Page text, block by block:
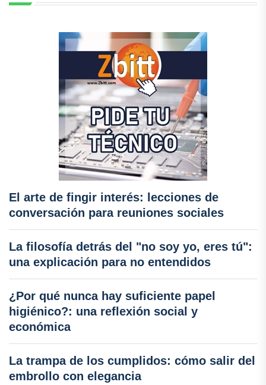
El arte de fingir interés: lecciones de
conversación para reuniones sociales
La filosofía detrás del "no soy yo, eres tú":
una explicación para no entendidos
¿Por qué nunca hay suficiente papel
higiénico?: una reflexión social y
económica
La trampa de los cumplidos: cómo salir del
embrollo con elegancia